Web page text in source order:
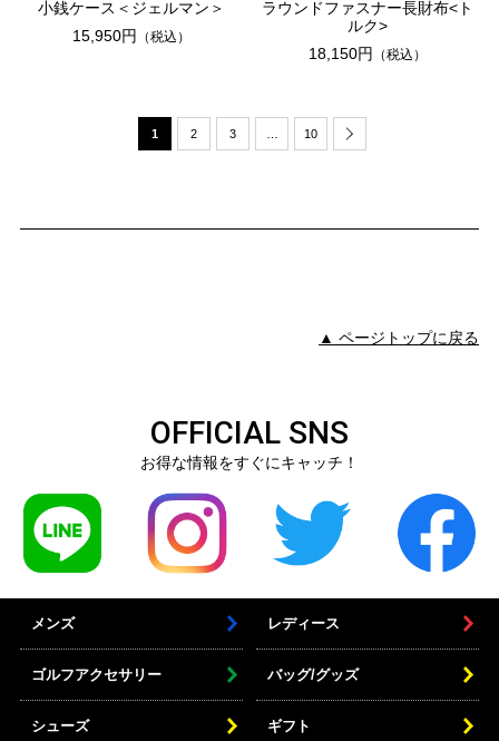
小銭ケース＜ジェルマン＞
15,950円
（税込）
ラウンドファスナー長財布<ト
ルク>
18,150円
（税込）
1 2 3 10
▲ ページトップに戻る
OFFICIAL SNS
お得な情報をすぐにキャッチ！
メンズ レディース
ゴルフアクセサリー バッグ/グッズ
シューズ ギフト